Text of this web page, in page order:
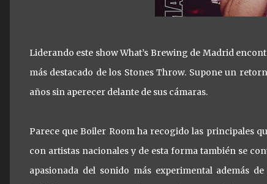
Liderando este show What’s Brewing de Madrid
más destacado de los Stones Throw. Supone un
años sin aperecer delante de sus cámaras.
Parece que Boiler Room ha recogido las principales
con artistas nacionales y de esta forma también se
apasionada del sonido más experimental además